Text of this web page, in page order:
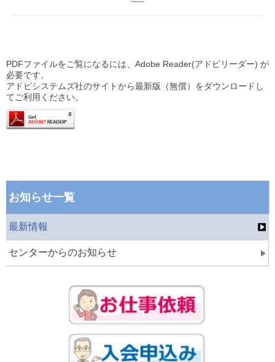
PDFファイルをご覧になるには、Adobe Reader(アドビリーダー) が
必要です。
アドビシステムズ社のサイトから最新版（無償）をダウンロードし
てご利用ください。
お知らせ一覧
最新情報
センターからのお知らせ